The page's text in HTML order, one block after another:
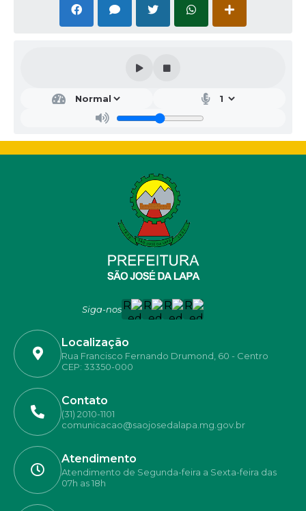
Siga-nos
Localização
Rua Francisco Fernando Drumond, 60 - Centro
CEP: 33350-000
Contato
(31) 2010-1101
comunicacao@saojosedalapa.mg.gov.br
Atendimento
Atendimento de Segunda-feira a Sexta-feira das
07h as 18h